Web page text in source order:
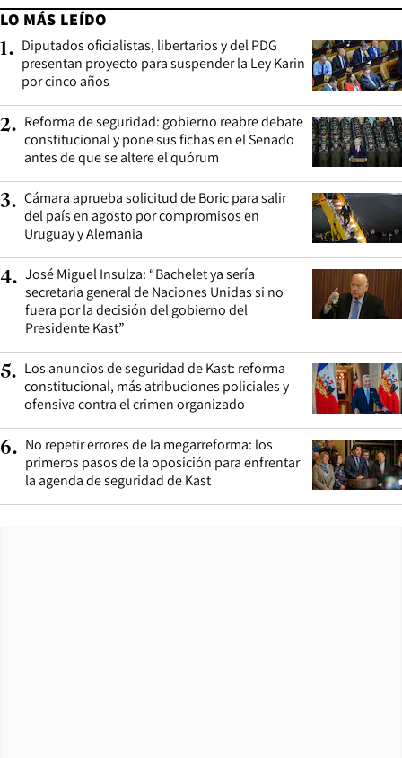
LO MÁS LEÍDO
1. Diputados oficialistas, libertarios y del PDG
presentan proyecto para suspender la Ley Karin
por cinco años
2. Reforma de seguridad: gobierno reabre debate
constitucional y pone sus fichas en el Senado
antes de que se altere el quórum
3. Cámara aprueba solicitud de Boric para salir
del país en agosto por compromisos en
Uruguay y Alemania
4. José Miguel Insulza: “Bachelet ya sería
secretaria general de Naciones Unidas si no
fuera por la decisión del gobierno del
Presidente Kast”
5. Los anuncios de seguridad de Kast: reforma
constitucional, más atribuciones policiales y
ofensiva contra el crimen organizado
6. No repetir errores de la megarreforma: los
primeros pasos de la oposición para enfrentar
la agenda de seguridad de Kast